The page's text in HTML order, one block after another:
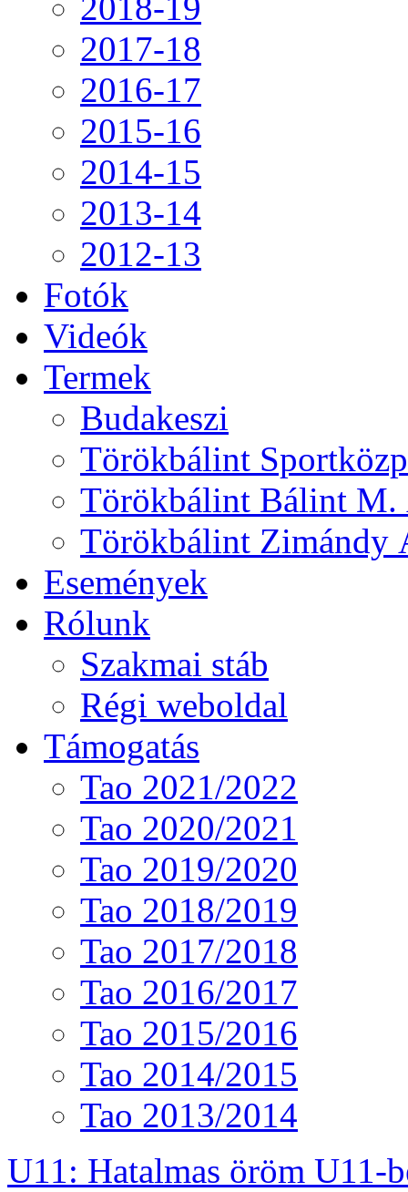
2017-18
2016-17
2015-16
2014-15
2013-14
2012-13
Fotók
Videók
Termek
Budakeszi
Törökbálint
Törökbálint Bálint
Törökbálint Zimándy
Események
Rólunk
Szakmai stáb
Régi weboldal
Támogatás
Tao 2021/2022
Tao 2020/2021
Tao 2019/2020
Tao 2018/2019
Tao 2017/2018
Tao 2016/2017
Tao 2015/2016
Tao 2014/2015
Tao 2013/2014
U11: Hatalmas öröm U11-